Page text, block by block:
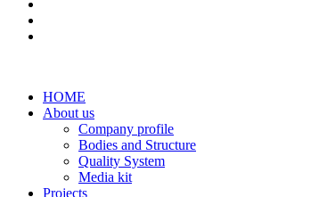
HOME
About us
Company profile
Bodies and Structure
Quality System
Media kit
Projects